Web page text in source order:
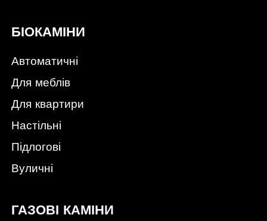
БІОКАМІНИ
Автоматичні
Для меблів
Для квартири
Настільні
Підлогові
Вуличні
ГАЗОВІ КАМІНИ